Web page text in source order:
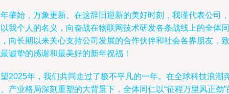
肇始，万象更新。在这辞旧迎新的美好时刻，我谨代表公司，
我个人的名义，向奋战在物联网技术研发各条战线上的全体同
向长期以来关心支持公司发展的合作伙伴和社会各界朋友，致
诚挚的感谢和最美好的新年祝福！
2025年，我们共同走过了极不平凡的一年。在全球科技浪潮
产业格局深刻重塑的大背景下，全体同仁以“征程万里风正劲”